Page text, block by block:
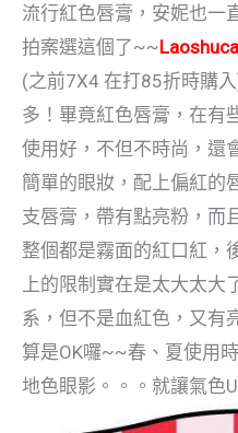
流行紅色唇膏，安妮也一
拍案選這個了~~
(之前7X4 在打85折時購
多！畢竟紅色唇膏，在有
使用好，不但不時尚，還
簡單的眼妝，配上偏紅的
支唇膏，帶有點亮粉，而
整個都是霧面的紅口紅，
上的限制實在是太大太大
系，但不是血紅色，又有
算是OK囉~~春、夏使用
地色眼影。。。就讓氣色